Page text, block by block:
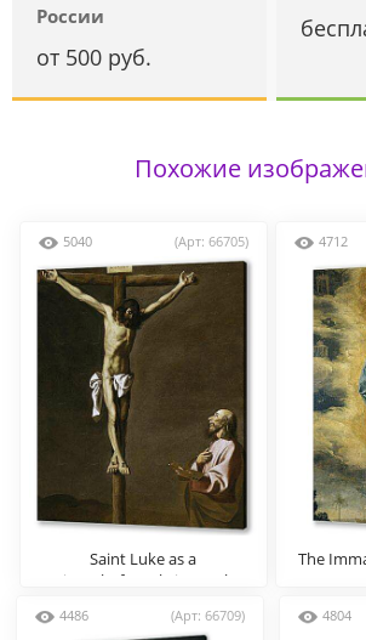
России
от 500 руб.
Похожие
5040 (Арт: 66705)
Saint Luke as a
painter,before christ on the
4712
The
4486 (Арт: 66709) 4804